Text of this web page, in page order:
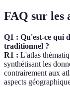
FAQ sur les
Q1 : Qu'est-ce qui
traditionnel ?
R1 : L'atlas
synthétisant les
contrairement aux
aspects